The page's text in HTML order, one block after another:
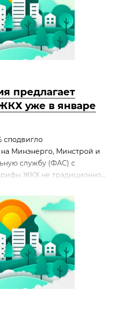
предлагает
уже в январе
сподвигло
Минэнерго, Минстрой и
службу (ФАС) с
ЖКХ не традиционно...